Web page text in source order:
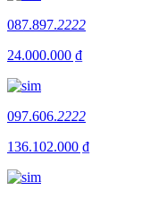
087.897.2222
24.000.000 ₫
097.606.2222
136.102.000 ₫